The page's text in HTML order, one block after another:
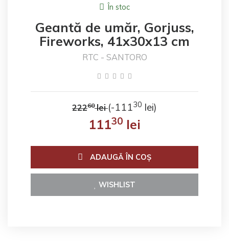
În stoc
Geantă de umăr, Gorjuss,
Fireworks, 41x30x13 cm
RTC - SANTORO
22260lei (-11130 lei)
11130 lei
ADAUGĂ ÎN COŞ
WISHLIST